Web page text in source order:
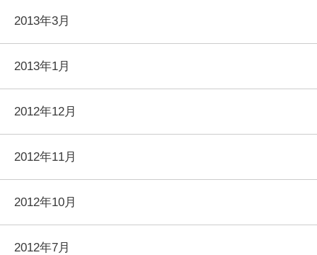
2013年3月
2013年1月
2012年12月
2012年11月
2012年10月
2012年7月